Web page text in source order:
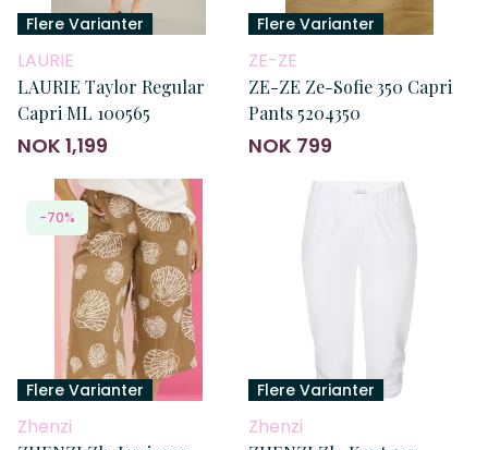
Flere Varianter
LAURIE
LAURIE Taylor Regular
Capri ML 100565
NOK 1,199
Flere Varianter
ZE-ZE
ZE-ZE Ze-Sofie 350 Capri
Pants 5204350
NOK 799
-70%
Flere Varianter
Zhenzi
Flere Varianter
Zhenzi